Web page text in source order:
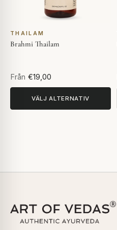
THAILAM
Brahmi Thailam
Från €19,00
VÄLJ ALTERNATIV